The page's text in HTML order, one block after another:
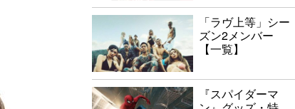
「ラヴ上等」シー
ズン2メンバー
【一覧】
『スパイダーマ